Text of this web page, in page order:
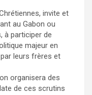
invite et
au Gabon ou
à participer de
majeur en
leurs frères et
organisera des
de ces scrutins